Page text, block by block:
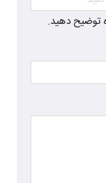
توضیح دهید.